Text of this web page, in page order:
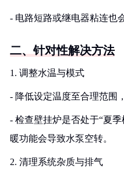
- 电路短路或继电器粘连也
二、针对性解决方法
1. 调整水温与模式
- 降低设定温度至合理范围
- 检查壁挂炉是否处于“夏
暖功能会导致水泵空转。
2. 清理系统杂质与排气